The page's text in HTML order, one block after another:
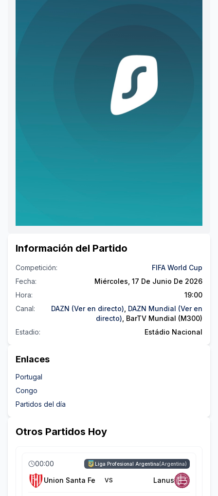
Información del Partido
Competición:
FIFA World Cup
Fecha:
Miércoles, 17 De Junio De 2026
Hora:
19:00
Canal: DAZN (Ver en directo) DAZN Mundial (Ver en
directo) BarTV Mundial (M300)
Estadio: Estádio Nacional
Enlaces
Portugal
Congo
Partidos del día
Otros Partidos Hoy
00:00 Liga Profesional Argentina(Argentina)
Union Santa Fe VS Lanus